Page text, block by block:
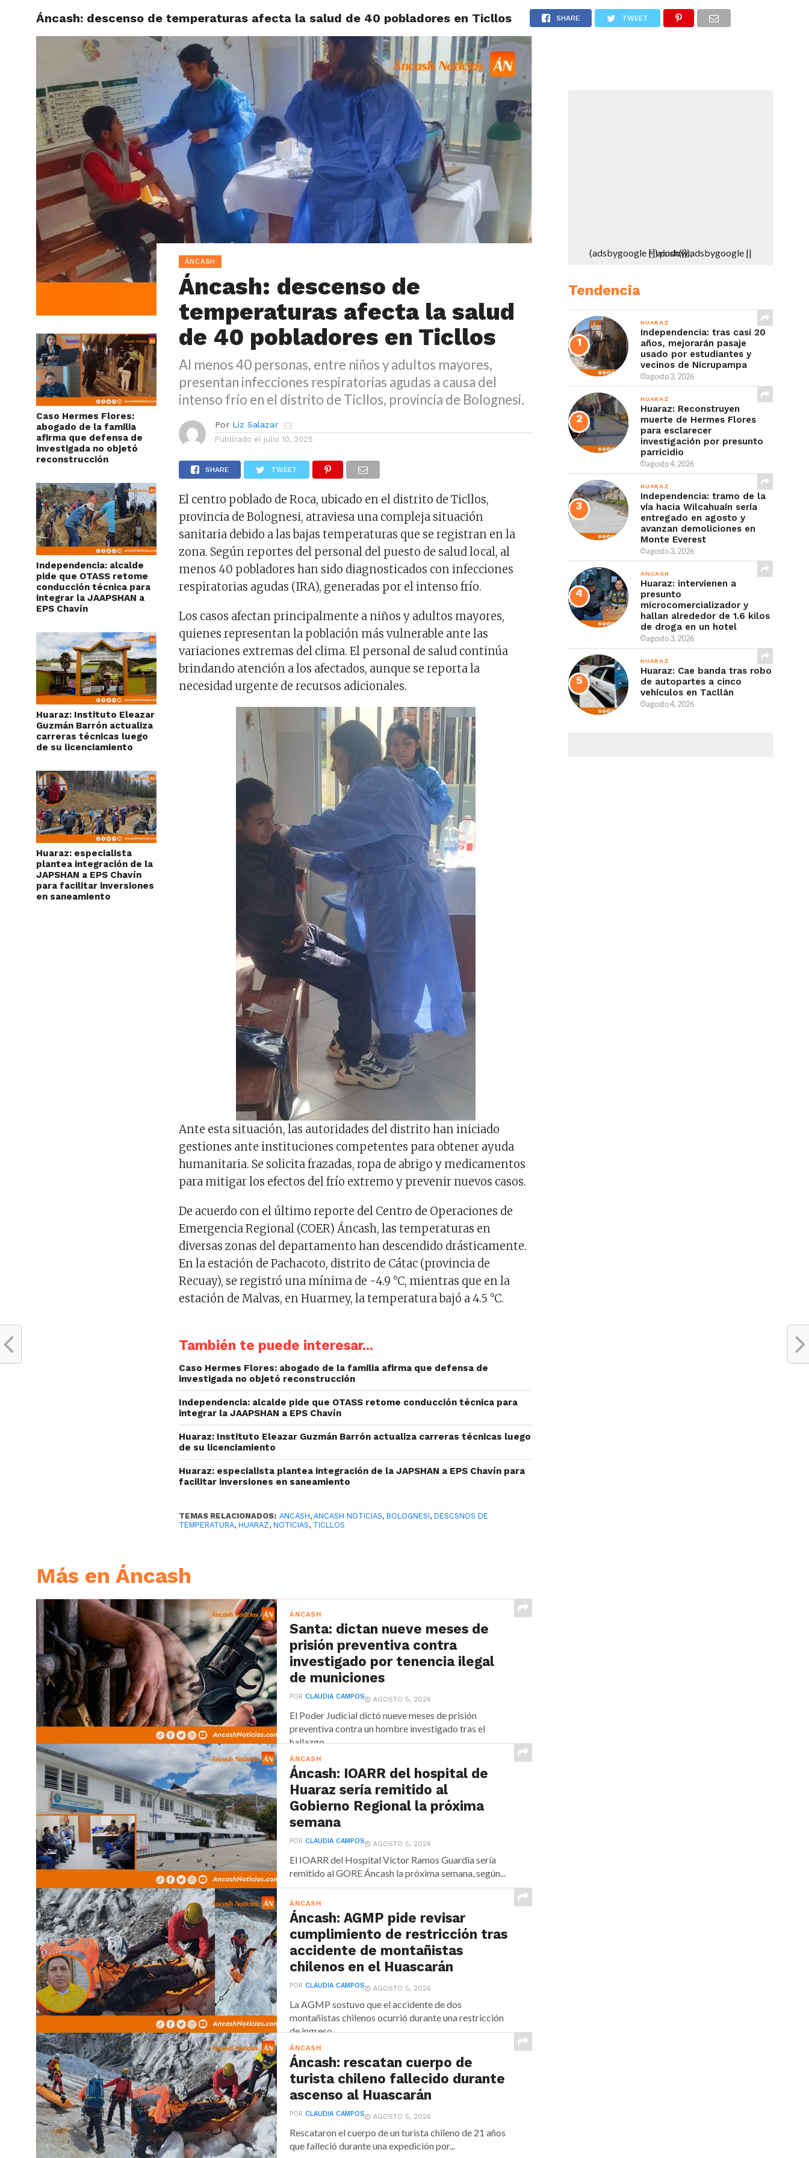
ACTUALIDAD HUARAZ ÁNCASH TÚ ELIGES 2026 POLICIALES DEPORTES DENUNCIAS WHATSAPP
Áncash: descenso de temperaturas afecta la salud de 40 pobladores en Ticllos SHARE TWEET
Caso Hermes Flores:
abogado de la familia
afirma que defensa de
investigada no objetó
reconstrucción
Independencia: alcalde
pide que OTASS retome
conducción técnica para
integrar la JAAPSHAN a
EPS Chavín
Huaraz: Instituto Eleazar
Guzmán Barrón actualiza
carreras técnicas luego
de su licenciamiento
Huaraz: especialista
plantea integración de la
JAPSHAN a EPS Chavín
para facilitar inversiones
en saneamiento
ÁNCASH
Áncash: descenso de
temperaturas afecta la salud
de 40 pobladores en Ticllos
Al menos 40 personas, entre niños y adultos mayores,
presentan infecciones respiratorias agudas a causa del
intenso frío en el distrito de Ticllos, provincia de Bolognesi.
Por Liz Salazar
Publicado el julio 10, 2025
SHARE TWEET
El centro poblado de Roca, ubicado en el distrito de Ticllos,
provincia de Bolognesi, atraviesa una compleja situación
sanitaria debido a las bajas temperaturas que se registran en la
zona. Según reportes del personal del puesto de salud local, al
menos 40 pobladores han sido diagnosticados con infecciones
respiratorias agudas (IRA), generadas por el intenso frío.
Los casos afectan principalmente a niños y adultos mayores,
quienes representan la población más vulnerable ante las
variaciones extremas del clima. El personal de salud continúa
brindando atención a los afectados, aunque se reporta la
necesidad urgente de recursos adicionales.
Ante esta situación, las autoridades del distrito han iniciado
gestiones ante instituciones competentes para obtener ayuda
humanitaria. Se solicita frazadas, ropa de abrigo y medicamentos
para mitigar los efectos del frío extremo y prevenir nuevos casos.
De acuerdo con el último reporte del Centro de Operaciones de
Emergencia Regional (COER) Áncash, las temperaturas en
diversas zonas del departamento han descendido drásticamente.
En la estación de Pachacoto, distrito de Cátac (provincia de
Recuay), se registró una mínima de -4.9 °C, mientras que en la
estación de Malvas, en Huarmey, la temperatura bajó a 4.5 °C.
También te puede interesar...
Caso Hermes Flores: abogado de la familia afirma que defensa de
investigada no objetó reconstrucción
Independencia: alcalde pide que OTASS retome conducción técnica para
integrar la JAAPSHAN a EPS Chavín
Huaraz: Instituto Eleazar Guzmán Barrón actualiza carreras técnicas luego
de su licenciamiento
Huaraz: especialista plantea integración de la JAPSHAN a EPS Chavín para
facilitar inversiones en saneamiento
TEMAS RELACIONADOS: ANCASH,ANCASH NOTICIAS,BOLOGNESI,DESCSNOS DE
TEMPERATURA,HUARAZ,NOTICIAS, TICLLOS
Más en Áncash
ÁNCASH
Santa: dictan nueve meses de
prisión preventiva contra
investigado por tenencia ilegal
de municiones
PORCLAUDIA CAMPOS AGOSTO 5, 2026
El Poder Judicial dictó nueve meses de prisión
preventiva contra un hombre investigado tras el
hallazgo...
ÁNCASH
Áncash: IOARR del hospital de
Huaraz sería remitido al
Gobierno Regional la próxima
semana
PORCLAUDIA CAMPOS AGOSTO 5, 2026
El IOARR del Hospital Víctor Ramos Guardia sería
remitido al GORE Áncash la próxima semana, según...
ÁNCASH
Áncash: AGMP pide revisar
cumplimiento de restricción tras
accidente de montañistas
chilenos en el Huascarán
PORCLAUDIA CAMPOS AGOSTO 5, 2026
La AGMP sostuvo que el accidente de dos
montañistas chilenos ocurrió durante una restricción
de ingreso...
ÁNCASH
Áncash: rescatan cuerpo de
turista chileno fallecido durante
ascenso al Huascarán
PORCLAUDIA CAMPOS AGOSTO 5, 2026
Rescataron el cuerpo de un turista chileno de 21 años
que falleció durante una expedición por...
(adsbygoogle = window.adsbygoogle || []).push({});
Tendencia
HUARAZ
Independencia: tras casi 20
años, mejorarán pasaje
usado por estudiantes y
vecinos de Nicrupampa
agosto 3, 2026
HUARAZ
Huaraz: Reconstruyen
muerte de Hermes Flores
para esclarecer
investigación por presunto
parricidio
agosto 4, 2026
HUARAZ
Independencia: tramo de la
vía hacia Wilcahuaín sería
entregado en agosto y
avanzan demoliciones en
Monte Everest
agosto 3, 2026
ÁNCASH
Huaraz: intervienen a
presunto
microcomercializador y
hallan alrededor de 1.6 kilos
de droga en un hotel
agosto 3, 2026
HUARAZ
Huaraz: Cae banda tras robo
de autopartes a cinco
vehículos en Tacllán
agosto 4, 2026